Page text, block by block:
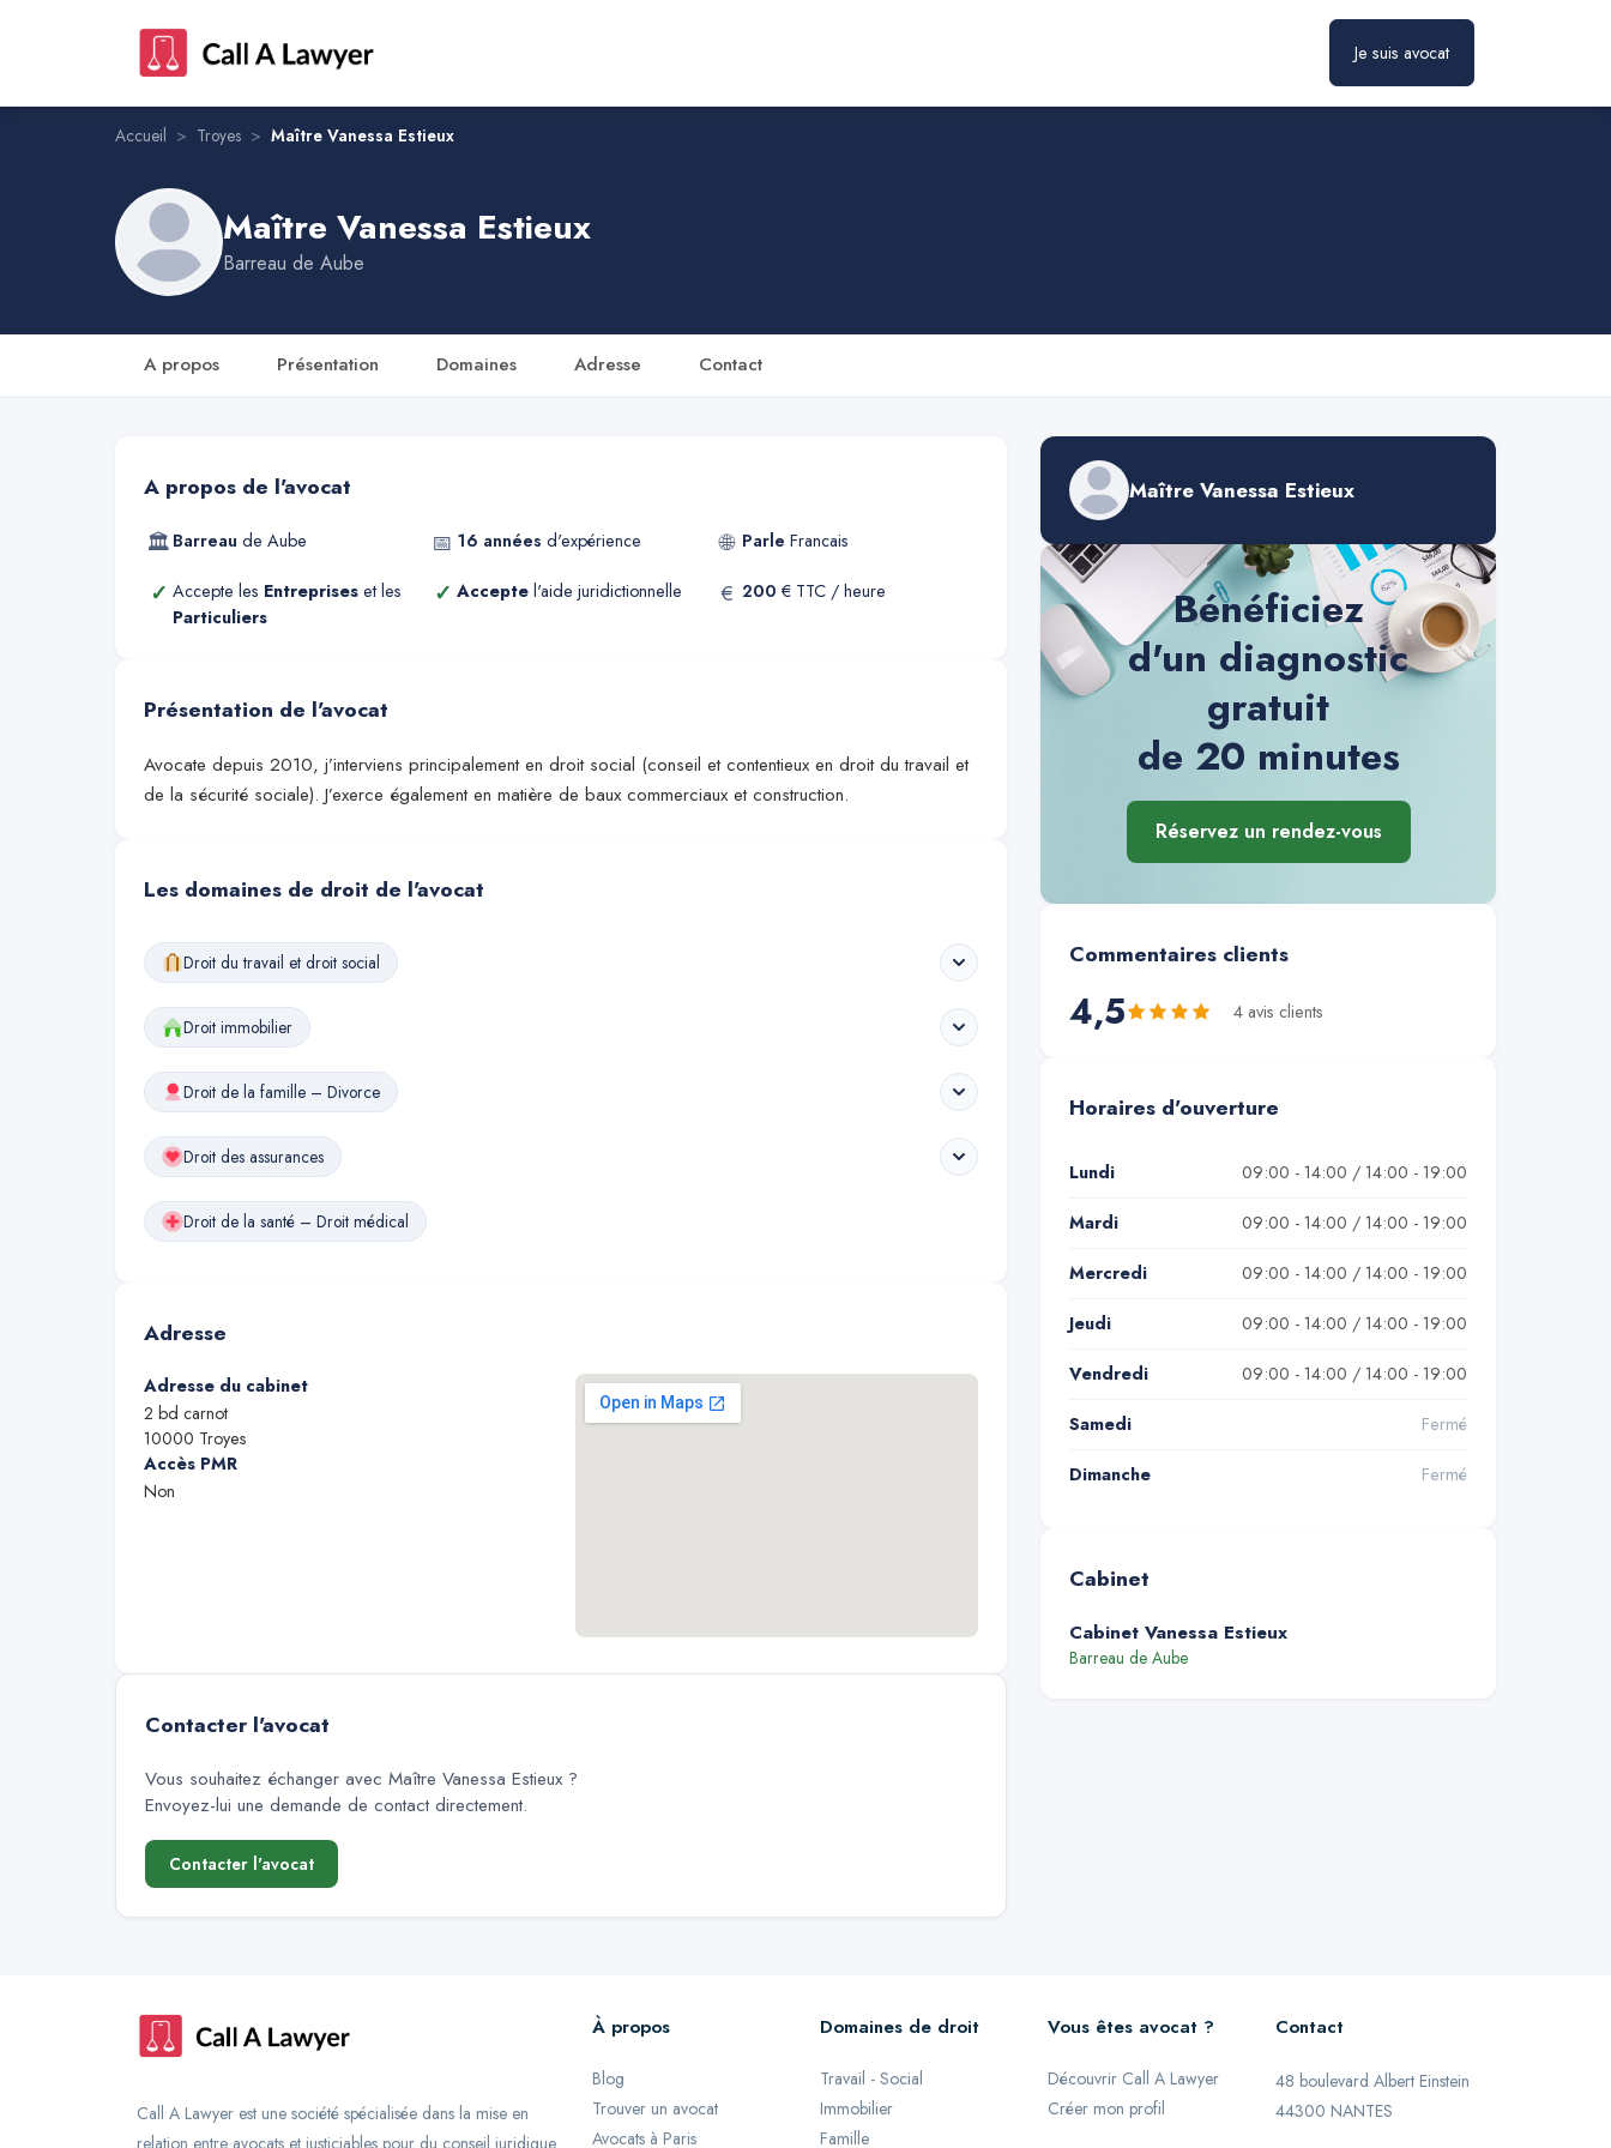
Je suis avocat
Maître Vanessa Estieux Prendre rendez-vous
Accueil > Troyes > Maître Vanessa Estieux
Maître Vanessa Estieux
Barreau de Aube
A propos Présentation Domaines Adresse Contact
A propos de l'avocat
🏛 Barreau de Aube 📅 16 années d'expérience 🌐 Parle Francais
✓ Accepte les Entreprises et les
Particuliers
✓ Accepte l'aide juridictionnelle € 200 € TTC / heure
Présentation de l'avocat
Avocate depuis 2010, j’interviens principalement en droit social (conseil et contentieux en droit du travail et
de la sécurité sociale). J’exerce également en matière de baux commerciaux et construction.
Les domaines de droit de l'avocat
Droit du travail et droit social
Droit immobilier
Droit de la famille – Divorce
Droit des assurances
Droit de la santé – Droit médical
Adresse
Adresse du cabinet
2 bd carnot
10000 Troyes
Accès PMR
Non
Contacter l'avocat
Vous souhaitez échanger avec Maître Vanessa Estieux ?
Envoyez-lui une demande de contact directement.
Contacter l'avocat
Maître Vanessa Estieux
Bénéficiez
d'un diagnostic
gratuit
de 20 minutes
Réservez un rendez-vous
Commentaires clients
4,5 4 avis clients
Horaires d'ouverture
Lundi 09:00 - 14:00 / 14:00 - 19:00
Mardi 09:00 - 14:00 / 14:00 - 19:00
Mercredi 09:00 - 14:00 / 14:00 - 19:00
Jeudi 09:00 - 14:00 / 14:00 - 19:00
Vendredi 09:00 - 14:00 / 14:00 - 19:00
Samedi Fermé
Dimanche Fermé
Cabinet
Cabinet Vanessa Estieux
Barreau de Aube
Call A Lawyer est une société spécialisée dans la mise en
relation entre avocats et justiciables pour du conseil juridique.
À propos
Blog
Trouver un avocat
Avocats à Paris
Domaines de droit
Travail - Social
Immobilier
Famille
Vous êtes avocat ?
Découvrir Call A Lawyer
Créer mon profil
Contact
48 boulevard Albert Einstein
44300 NANTES